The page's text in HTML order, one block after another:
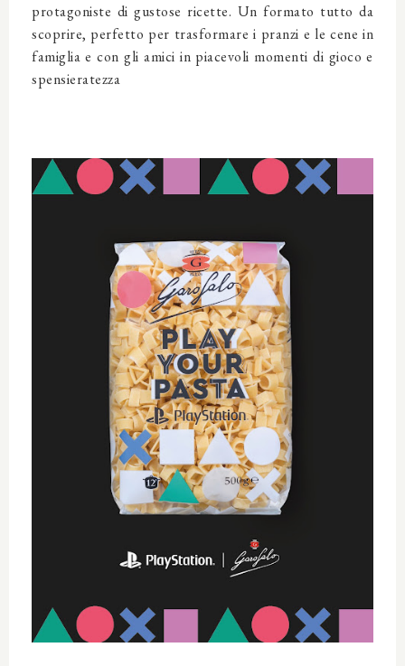
protagoniste di gustose ricette. Un formato tutto da
scoprire, perfetto per trasformare i pranzi e le cene in
famiglia e con gli amici in piacevoli momenti di gioco e
spensieratezza